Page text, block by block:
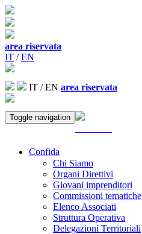
area riservata
IT /EN
IT /EN area riservata
Toggle navigation
Confida
Chi Siamo
Organi Direttivi
Giovani imprenditori
Commissioni tematiche
Elenco Associati
Struttura Operativa
Delegazioni Territoriali